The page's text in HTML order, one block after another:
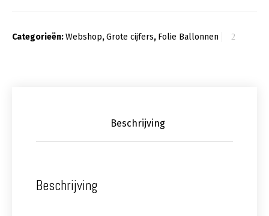
Categorieën:Webshop,Grote cijfers, Folie Ballonnen
Beschrijving
Beschrijving